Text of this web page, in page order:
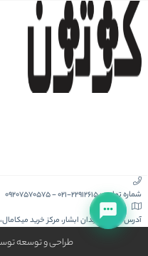
شماره تماس :021-22912615
-
09207570575
آدرس :کیش، میدان ابشار، مرکز خرید
طراحی و توسعه